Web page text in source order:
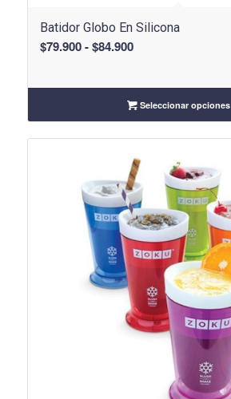
Batidor Globo En Silicona
$79.900 - $84.900Rango
precios:
desde
$79.900
hasta
$84.900
Seleccionar opciones